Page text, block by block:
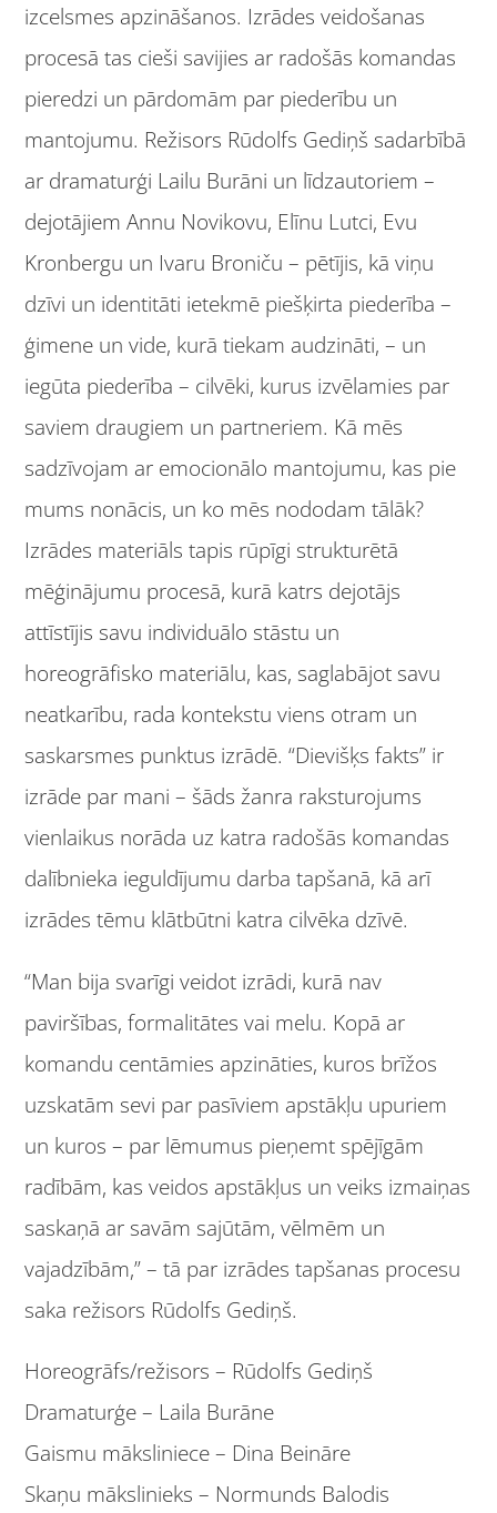
izcelsmes apzināšanos. Izrādes veidošanas
procesā tas cieši savijies ar radošās komandas
pieredzi un pārdomām par piederību un
mantojumu. Režisors Rūdolfs Gediņš sadarbībā
ar dramaturģi Lailu Burāni un līdzautoriem –
dejotājiem Annu Novikovu, Elīnu Lutci, Evu
Kronbergu un Ivaru Broniču – pētījis, kā viņu
dzīvi un identitāti ietekmē piešķirta piederība –
ģimene un vide, kurā tiekam audzināti, – un
iegūta piederība – cilvēki, kurus izvēlamies par
saviem draugiem un partneriem. Kā mēs
sadzīvojam ar emocionālo mantojumu, kas pie
mums nonācis, un ko mēs nododam tālāk?
Izrādes materiāls tapis rūpīgi strukturētā
mēģinājumu procesā, kurā katrs dejotājs
attīstījis savu individuālo stāstu un
horeogrāfisko materiālu, kas, saglabājot savu
neatkarību, rada kontekstu viens otram un
saskarsmes punktus izrādē. “Dievišķs fakts” ir
izrāde par mani – šāds žanra raksturojums
vienlaikus norāda uz katra radošās komandas
dalībnieka ieguldījumu darba tapšanā, kā arī
izrādes tēmu klātbūtni katra cilvēka dzīvē.
“Man bija svarīgi veidot izrādi, kurā nav
paviršības, formalitātes vai melu. Kopā ar
komandu centāmies apzināties, kuros brīžos
uzskatām sevi par pasīviem apstākļu upuriem
un kuros – par lēmumus pieņemt spējīgām
radībām, kas veidos apstākļus un veiks izmaiņas
saskaņā ar savām sajūtām, vēlmēm un
vajadzībām,” – tā par izrādes tapšanas procesu
saka režisors Rūdolfs Gediņš.
Horeogrāfs/režisors – Rūdolfs Gediņš
Dramaturģe – Laila Burāne
Gaismu māksliniece – Dina Beināre
Skaņu mākslinieks – Normunds Balodis